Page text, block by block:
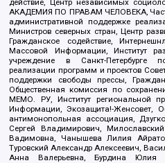
действие, Центр независимых
АКАДЕМИЯ ПО ПРАВАМ ЧЕЛОВЕКА,
административной поддержке
Министров северных стран, Центр
Гражданское содействие,
Массовой Информации, Институт
учреждение в Санкт-Петербурге
реализации программ и проектов
поддержки свободы прессы,
Общественная комиссия по
МЕМО. РУ, Институт региональной
Информации, Экозащита!-Женсовет,
антимонопольная ассоциация,
Сергей Владимирович,
Вадимовна, Чанышева Лилия
Туровский Александр Алексеевич,
Анна Валерьевна, Бурдина Юлия